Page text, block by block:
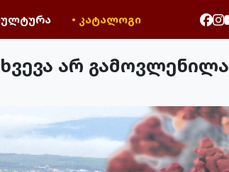
• კატალოგი
არ გამოვლენილა